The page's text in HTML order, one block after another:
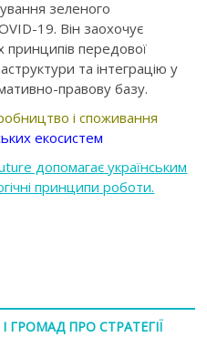
зеленого
19. Він заохочує
передової
та інтеграцію у
правову базу.
і споживання
екосистем
допомагає українським
принципи роботи.
ГРОМАД ПРО СТРАТЕГІЇ